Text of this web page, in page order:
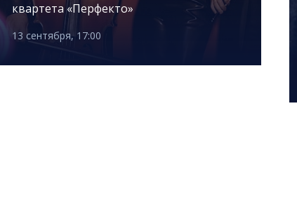
квартета «Перфекто»
13 сентября, 17:00